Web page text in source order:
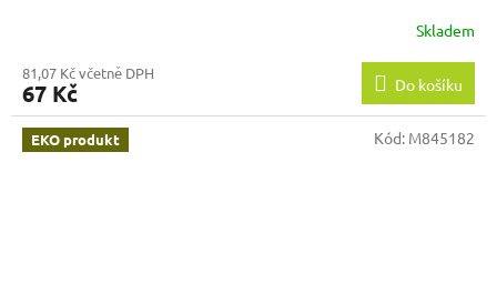
Skladem
81,07 Kč včetně DPH
67 Kč Do košíku
EKO produkt Kód: M845182